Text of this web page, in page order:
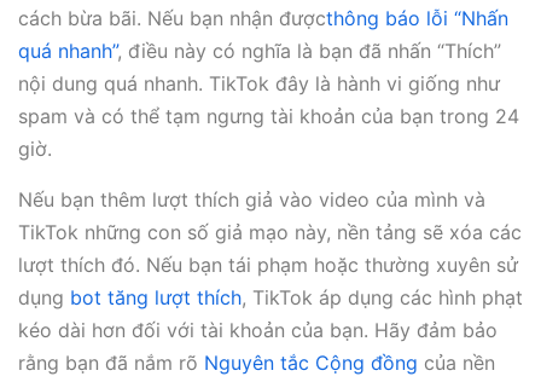
cách bừa bãi. Nếu bạn nhận đượcthông báo lỗi “Nhấn
quá nhanh”, điều này có nghĩa là bạn đã nhấn “Thích”
nội dung quá nhanh. TikTok đây là hành vi giống như
spam và có thể tạm ngưng tài khoản của bạn trong 24
giờ.
Nếu bạn thêm lượt thích giả vào video của mình và
TikTok những con số giả mạo này, nền tảng sẽ xóa các
lượt thích đó. Nếu bạn tái phạm hoặc thường xuyên sử
dụng bot tăng lượt thích, TikTok áp dụng các hình phạt
kéo dài hơn đối với tài khoản của bạn. Hãy đảm bảo
rằng bạn đã nắm rõ Nguyên tắc Cộng đồng của nền